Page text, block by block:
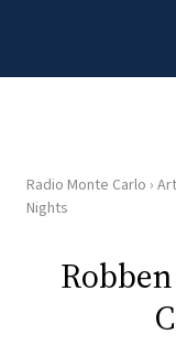
HOME
RADIO
Radio Monte Carlo ›
Nights